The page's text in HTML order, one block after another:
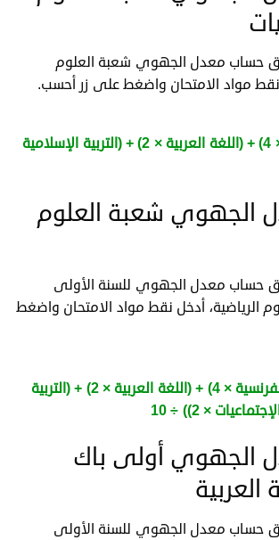
حساب معدل الجهوي شعبة العلوم
نقط مواد الامتحان واضغط على زر أحسب.
((اللغة الفرنسية × 4) + (اللغة العربية × 2) + (التربية الإسلامية
الجهوي شعبة العلوم
حساب معدل الجهوي للسنة الأولى
الرياضية، أدخل نقط مواد الامتحان واضغط
((اللغة الفرنسية × 4) + (اللغة العربية × 2) + (التربية
الجهوي أولى باك
حساب معدل الجهوي للسنة الأولى